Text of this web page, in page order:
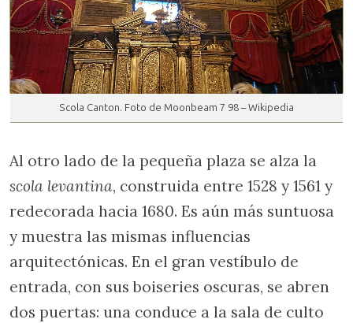
Scola Canton. Foto de Moonbeam 7 98 – Wikipedia
Al otro lado de la pequeña plaza se alza la
scola levantina, construida entre 1528 y 1561 y
redecorada hacia 1680. Es aún más suntuosa
y muestra las mismas influencias
arquitectónicas. En el gran vestíbulo de
entrada, con sus boiseries oscuras, se abren
dos puertas: una conduce a la sala de culto